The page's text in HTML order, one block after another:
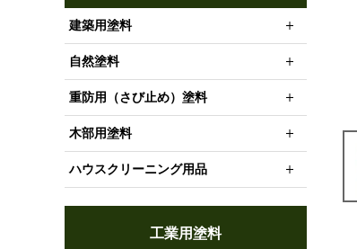
建築用塗料
自然塗料
重防用（さび止め）塗料
木部用塗料
ハウスクリーニング用品
工業用塗料